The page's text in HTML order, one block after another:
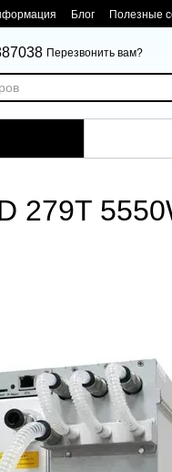
Блог Полезные
Перезвонить вам?
279T